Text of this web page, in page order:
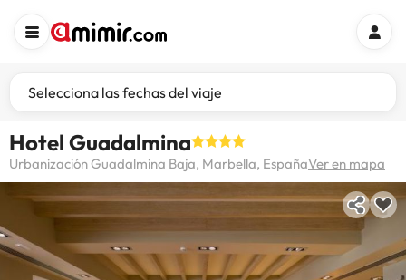
Selecciona las fechas del viaje
Hotel Guadalmina
Urbanización Guadalmina Baja, Marbella, EspañaVer en mapa